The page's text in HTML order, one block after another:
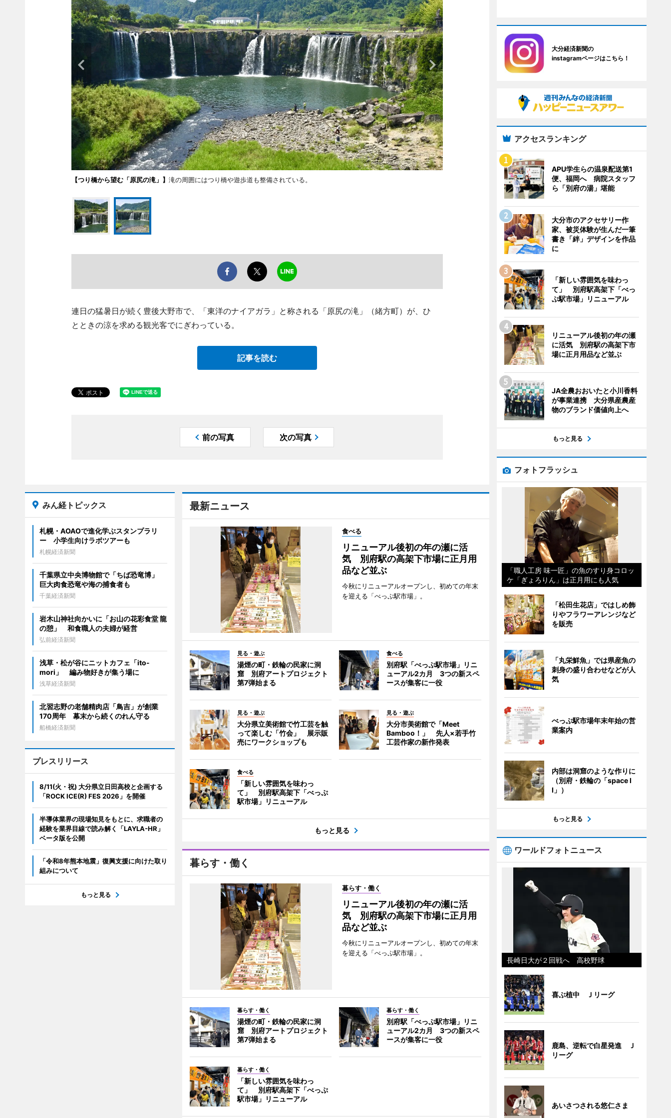
【つり橋から望む「原尻の滝」】 滝の周囲にはつり橋や遊歩道も整備されている。
連日の猛暑日が続く豊後大野市で、「東洋のナイアガラ」と称される「原尻の滝」（緒方町）が、ひ
とときの涼を求める観光客でにぎわっている。
記事を読む
前の写真 次の写真
最新ニュース
食べる
リニューアル後初の年の瀬に活
気 別府駅の高架下市場に正月用
品など並ぶ
今秋にリニューアルオープンし、初めての年末
を迎える「べっぷ駅市場」。
見る・遊ぶ
湯煙の町・鉄輪の民家に洞
窟 別府アートプロジェクト
第7弾始まる
食べる
別府駅「べっぷ駅市場」リニ
ューアル2カ月 3つの新スペ
ースが集客に一役
見る・遊ぶ
大分県立美術館で竹工芸を触
って楽しむ「竹会」 展示販
売にワークショップも
見る・遊ぶ
大分市美術館で「Meet
Bamboo！」 先人×若手竹
工芸作家の新作発表
食べる
「新しい雰囲気を味わっ
て」 別府駅高架下「べっぷ
駅市場」リニューアル
もっと見る
暮らす・働く
暮らす・働く
リニューアル後初の年の瀬に活
気 別府駅の高架下市場に正月用
品など並ぶ
今秋にリニューアルオープンし、初めての年末
を迎える「べっぷ駅市場」。
暮らす・働く
湯煙の町・鉄輪の民家に洞
窟 別府アートプロジェクト
第7弾始まる
暮らす・働く
別府駅「べっぷ駅市場」リニ
ューアル2カ月 3つの新スペ
ースが集客に一役
暮らす・働く
「新しい雰囲気を味わっ
て」 別府駅高架下「べっぷ
駅市場」リニューアル
みん経トピックス
札幌・AOAOで進化学ぶスタンプラリ
ー 小学生向けラボツアーも
札幌経済新聞
千葉県立中央博物館で「ちば恐竜博」
巨大肉食恐竜や海の捕食者も
千葉経済新聞
岩木山神社向かいに「お山の花彩食堂 龍
の憩」 和食職人の夫婦が経営
弘前経済新聞
浅草・松が谷にニットカフェ「ito-
mori」 編み物好きが集う場に
浅草経済新聞
北習志野の老舗精肉店「鳥吉」が創業
170周年 幕末から続くのれん守る
船橋経済新聞
プレスリリース
8/11(火・祝) 大分県立日田高校と企画する
「ROCK ICE(R) FES 2026」を開催
半導体業界の現場知見をもとに、求職者の
経験を業界目線で読み解く「LAYLA-HR」
ベータ版を公開
「令和8年熊本地震」復興支援に向けた取り
組みについて
もっと見る
大分経済新聞の
instagramページはこちら！
アクセスランキング
APU学生らの温泉配送第1
便、福岡へ 病院スタッフ
ら「別府の湯」堪能
大分市のアクセサリー作
家、被災体験が生んだ一筆
書き「絆」デザインを作品
に
「新しい雰囲気を味わっ
て」 別府駅高架下「べっ
ぷ駅市場」リニューアル
リニューアル後初の年の瀬
に活気 別府駅の高架下市
場に正月用品など並ぶ
JA全農おおいたと小川香料
が事業連携 大分県産農産
物のブランド価値向上へ
もっと見る
フォトフラッシュ
「職人工房 味一匠」の魚のすり身コロッ
ケ「ぎょろりん」は正月用にも人気
「松田生花店」ではしめ飾
りやフラワーアレンジなど
を販売
「丸栄鮮魚」では県産魚の
刺身の盛り合わせなどが人
気
べっぷ駅市場年末年始の営
業案内
内部は洞窟のような作りに
（別府・鉄輪の「space I
I」）
もっと見る
ワールドフォトニュース
長崎日大が２回戦へ 高校野球
喜ぶ植中 Ｊリーグ
鹿島、逆転で白星発進 Ｊ
リーグ
あいさつされる悠仁さま